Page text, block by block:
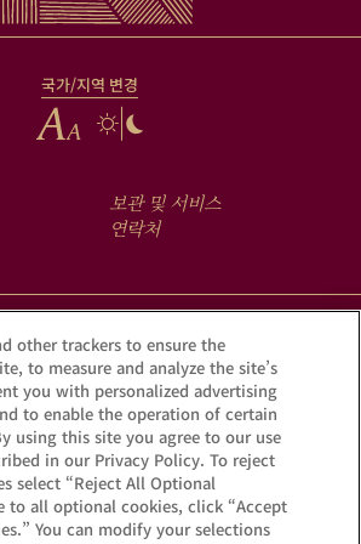
국가/지역 변경
보관 및 서비스
연락처
여 Krug iD를 통해 여러분의 샴페인에 숨겨진
이야기를 확인해 보세요.
other trackers to ensure the
to measure and analyze the site’s
you with personalized advertising
to enable the operation of certain
using this site you agree to our use
in our Privacy Policy. To reject
select “Reject All Optional
to all optional cookies, click “Accept
You can modify your selections